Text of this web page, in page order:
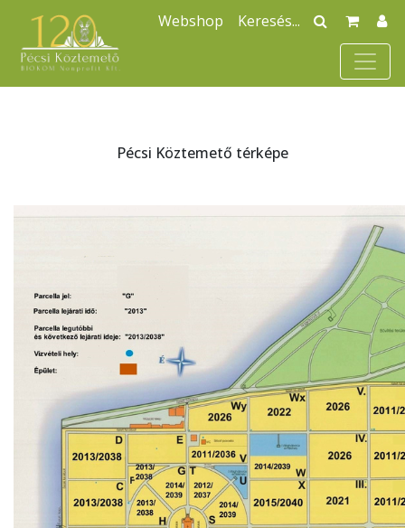
Webshop
Pécsi Köztemető térképe